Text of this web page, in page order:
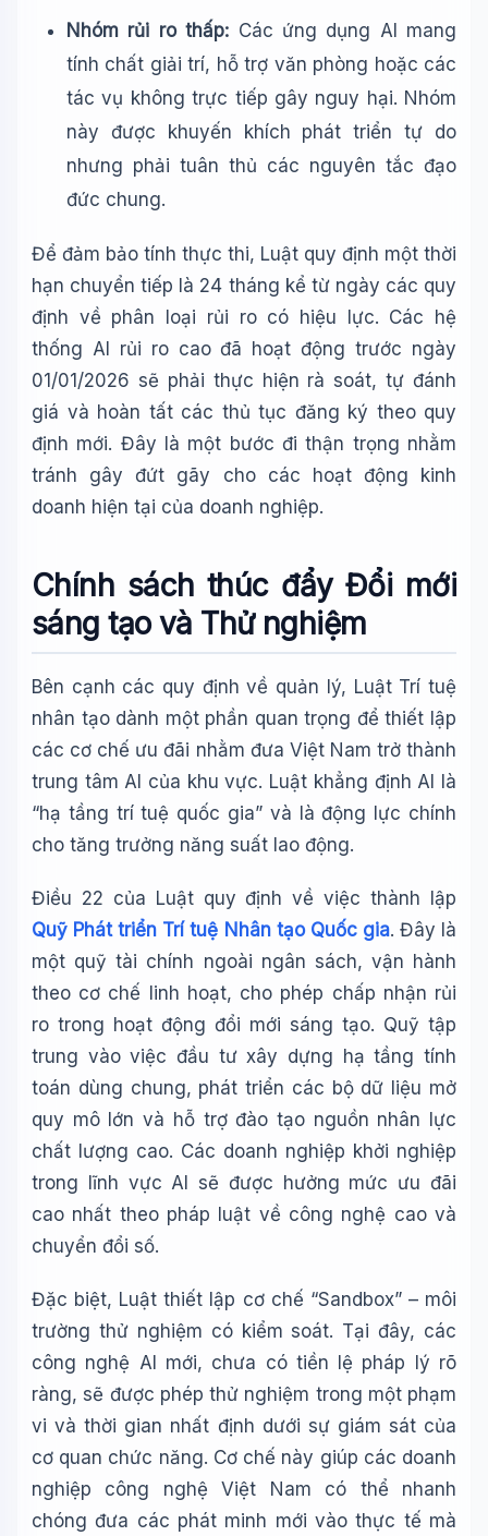
Nhóm rủi ro thấp: Các ứng dụng AI mang
tính chất giải trí, hỗ trợ văn phòng hoặc các
tác vụ không trực tiếp gây nguy hại. Nhóm
này được khuyến khích phát triển tự do
nhưng phải tuân thủ các nguyên tắc đạo
đức chung.
Để đảm bảo tính thực thi, Luật quy định một thời
hạn chuyển tiếp là 24 tháng kể từ ngày các quy
định về phân loại rủi ro có hiệu lực. Các hệ
thống AI rủi ro cao đã hoạt động trước ngày
01/01/2026 sẽ phải thực hiện rà soát, tự đánh
giá và hoàn tất các thủ tục đăng ký theo quy
định mới. Đây là một bước đi thận trọng nhằm
tránh gây đứt gãy cho các hoạt động kinh
doanh hiện tại của doanh nghiệp.
Chính sách thúc đẩy Đổi mới
sáng tạo và Thử nghiệm
Bên cạnh các quy định về quản lý, Luật Trí tuệ
nhân tạo dành một phần quan trọng để thiết lập
các cơ chế ưu đãi nhằm đưa Việt Nam trở thành
trung tâm AI của khu vực. Luật khẳng định AI là
“hạ tầng trí tuệ quốc gia” và là động lực chính
cho tăng trưởng năng suất lao động.
Điều 22 của Luật quy định về việc thành lập
Quỹ Phát triển Trí tuệ Nhân tạo Quốc gia. Đây là
một quỹ tài chính ngoài ngân sách, vận hành
theo cơ chế linh hoạt, cho phép chấp nhận rủi
ro trong hoạt động đổi mới sáng tạo. Quỹ tập
trung vào việc đầu tư xây dựng hạ tầng tính
toán dùng chung, phát triển các bộ dữ liệu mở
quy mô lớn và hỗ trợ đào tạo nguồn nhân lực
chất lượng cao. Các doanh nghiệp khởi nghiệp
trong lĩnh vực AI sẽ được hưởng mức ưu đãi
cao nhất theo pháp luật về công nghệ cao và
chuyển đổi số.
Đặc biệt, Luật thiết lập cơ chế “Sandbox” – môi
trường thử nghiệm có kiểm soát. Tại đây, các
công nghệ AI mới, chưa có tiền lệ pháp lý rõ
ràng, sẽ được phép thử nghiệm trong một phạm
vi và thời gian nhất định dưới sự giám sát của
cơ quan chức năng. Cơ chế này giúp các doanh
nghiệp công nghệ Việt Nam có thể nhanh
chóng đưa các phát minh mới vào thực tế mà